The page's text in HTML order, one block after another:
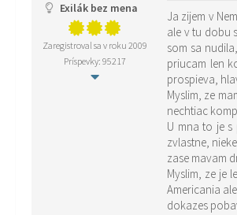
Exilák bez mena
Zaregistroval sa v roku 2009
Príspevky: 95217
Ja zijem v
ale v tu dobu
som sa
priucam len
prospieva,
Myslim, ze
nechtiac
U mna to je
zvlastne,
zase mavam
Myslim, ze je
Americania
dokazes